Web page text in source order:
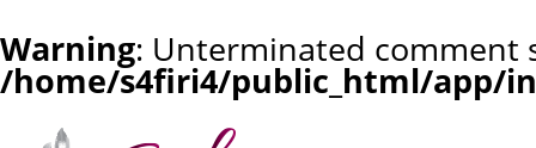
Warning: Unterminated comment
/home/s4firi4/public_html/app/